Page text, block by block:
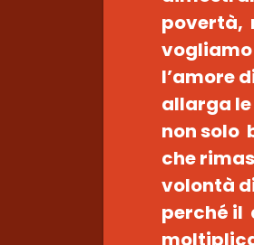
povertà,
vogliamo
l’amore
allarga le
non solo
che
volontà
perché il